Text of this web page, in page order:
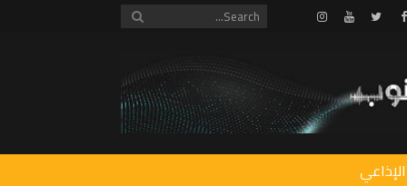
Facebook
Twitter
Youtube
Instagram